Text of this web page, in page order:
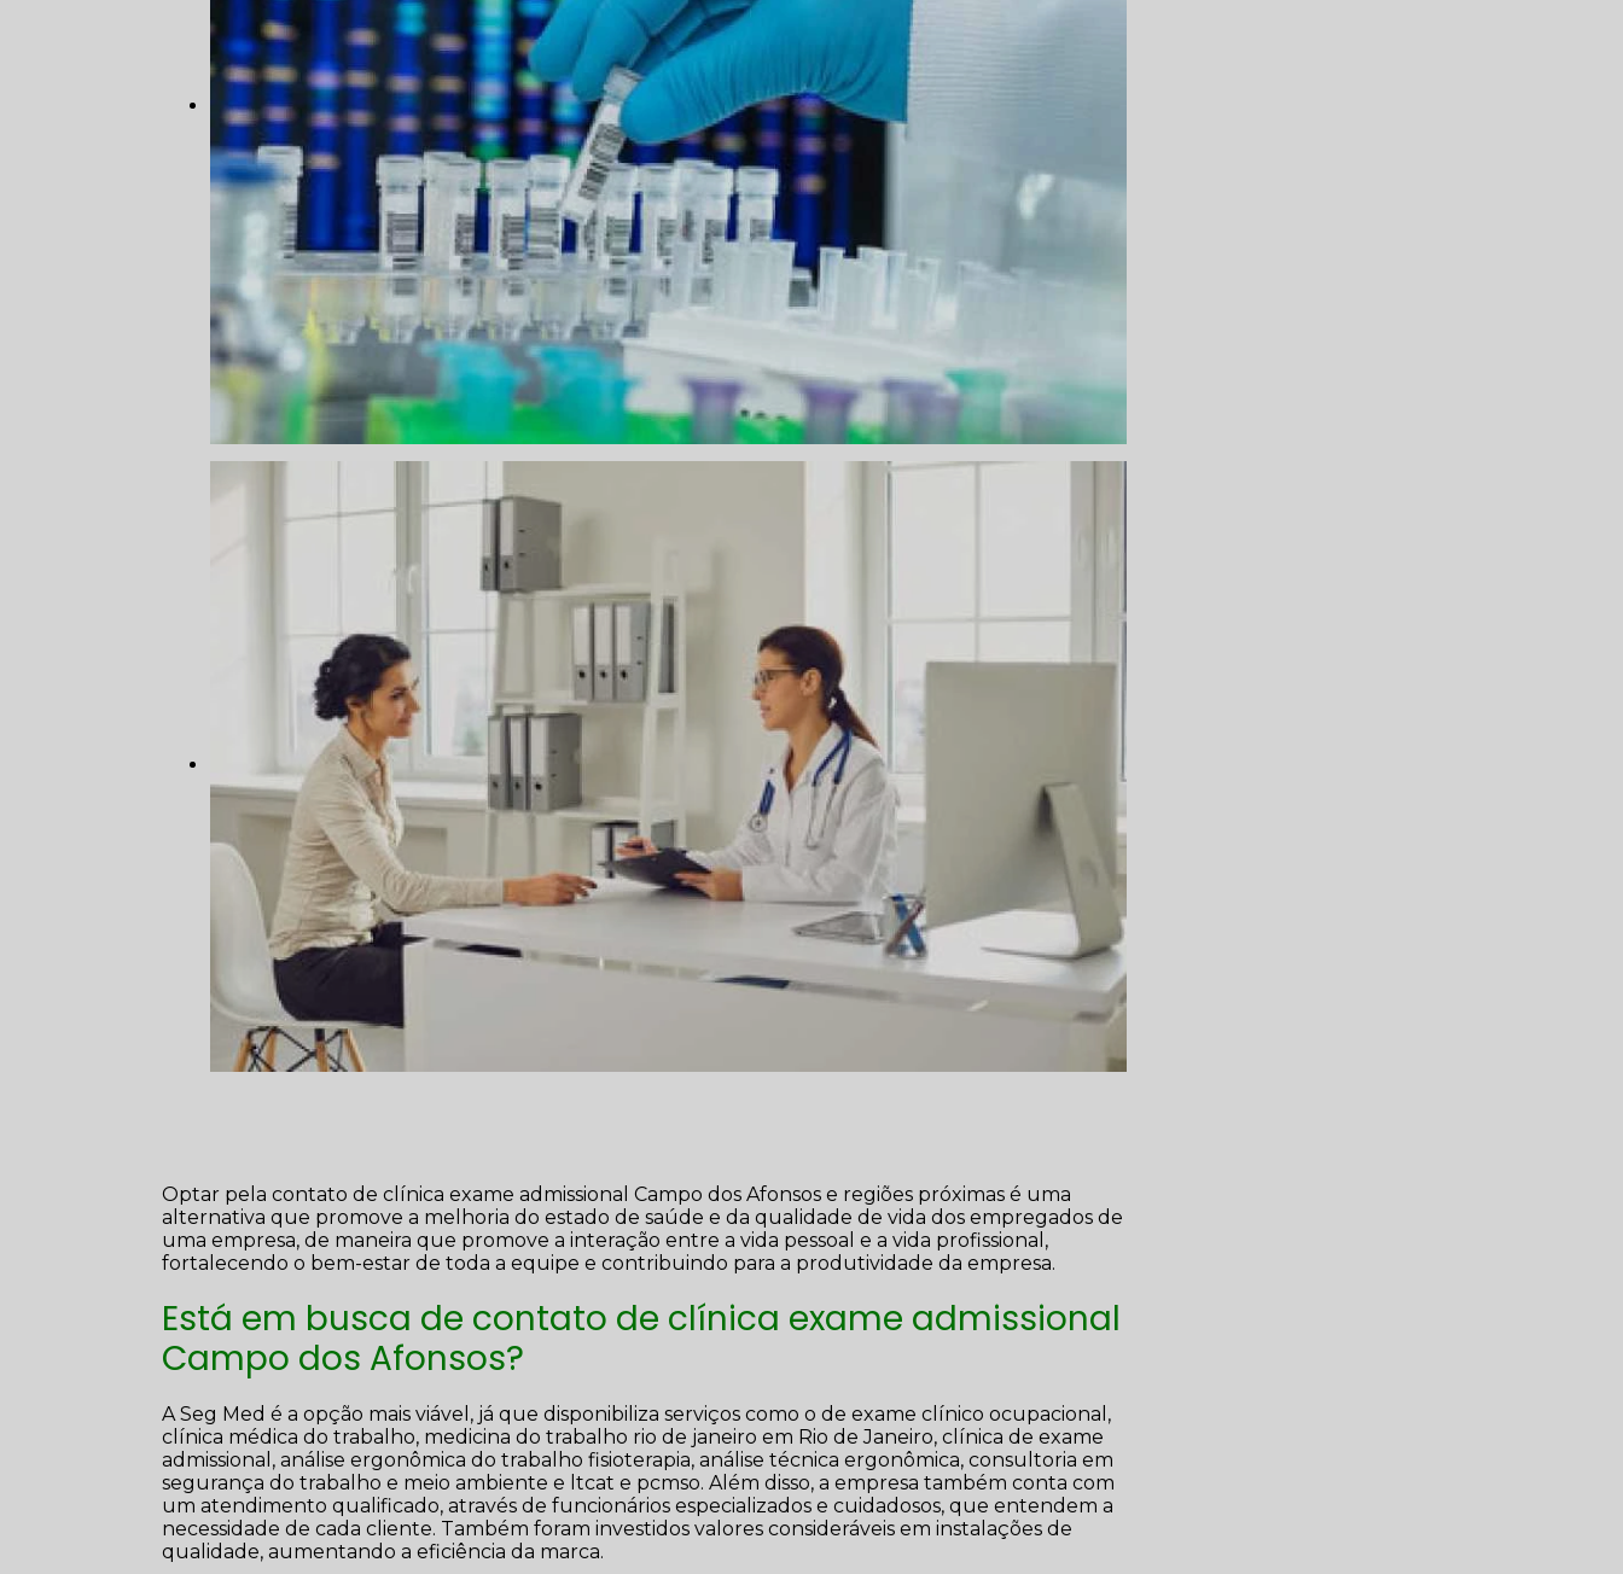
Optar pela contato de clínica exame admissional Campo dos Afonsos e regiões próximas é uma
alternativa que promove a melhoria do estado de saúde e da qualidade de vida dos empregados de
uma empresa, de maneira que promove a interação entre a vida pessoal e a vida profissional,
fortalecendo o bem-estar de toda a equipe e contribuindo para a produtividade da empresa.
Está em busca de contato de clínica exame admissional
Campo dos Afonsos?
A Seg Med é a opção mais viável, já que disponibiliza serviços como o de exame clínico ocupacional,
clínica médica do trabalho, medicina do trabalho rio de janeiro em Rio de Janeiro, clínica de exame
admissional, análise ergonômica do trabalho fisioterapia, análise técnica ergonômica, consultoria em
segurança do trabalho e meio ambiente e ltcat e pcmso. Além disso, a empresa também conta com
um atendimento qualificado, através de funcionários especializados e cuidadosos, que entendem a
necessidade de cada cliente. Também foram investidos valores consideráveis em instalações de
qualidade, aumentando a eficiência da marca.